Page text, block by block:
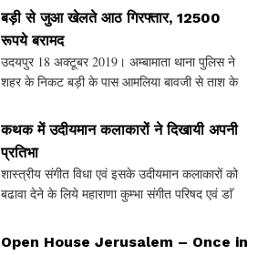
foundation in Udaipur. The first such Tactical
Intervention program began to
बड़ी से जुआ खेलते आठ गिरफ्तार, 12500
रूपये बरामद
उदयपुर 18 अक्टूबर 2019। अम्बामाता थाना पुलिस ने
शहर के निकट बड़ी के पास आमलिया बावजी से ताश के
ताश के पत्तो पर दांव पर लगे 12500 की राशि भी बरामद क
कथक में उदीयमान कलाकारों ने दिखायी अपनी
प्रतिभा
शास्त्रीय संगीत विधा एवं इसके उदीयमान कलाकारों को
बढावा देने के लिये महाराणा कुम्भा संगीत परिषद एवं डाॅ
तत्वाधान में सरदारपुरा स्थित महाराणा कुम्भा संग
Open House Jerusalem – Once in